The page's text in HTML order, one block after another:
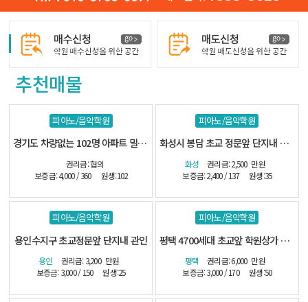
추천매물
피아노/음악학원
경기도 차량없는 102명 아파트 밀집지역
권리금: 협의
보증금: 4,000 / 360
원생:102
피아노/음악학원
화성시 봉담 초교 정문앞 단지내 관인음악
화성 권리금: 2,500 만원
보증금: 2,400 / 137
원생:35
피아노/음악학원
용인수지구 초교정문앞 단지내 관인
용인 권리금: 3,200 만원
보증금: 3,000 / 150
원생:25
피아노/음악학원
평택 4700세대 초교앞 학원상가 관인
평택 권리금: 6,000 만원
보증금: 3,000 / 170
원생:50